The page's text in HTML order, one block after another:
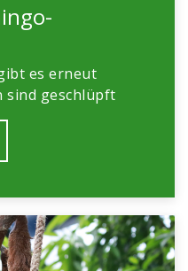
es erneut
sind geschlüpft